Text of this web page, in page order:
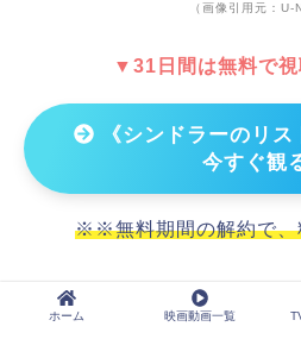
（画像引用元：U-
▼31日間は無料で
《シンドラーのリス
今すぐ観
※※無料期間の解約で、
ホーム 映画動画一覧